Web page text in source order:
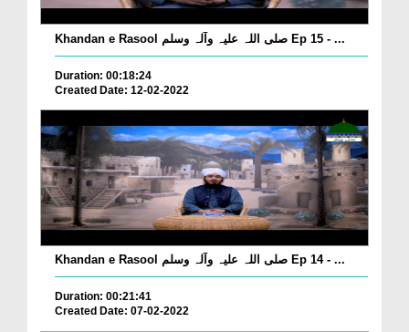
Khandan e Rasool صلی اللہ علیہ وآلہ وسلم Ep 15 - ...
Duration: 00:18:24
Created Date: 12-02-2022
Khandan e Rasool صلی اللہ علیہ وآلہ وسلم Ep 14 - ...
Duration: 00:21:41
Created Date: 07-02-2022